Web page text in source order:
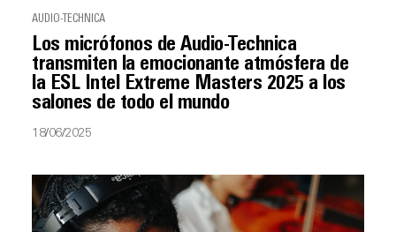
AUDIO-TECHNICA
Los micrófonos de Audio-Technica
transmiten la emocionante atmósfera de
la ESL Intel Extreme Masters 2025 a los
salones de todo el mundo
18/06/2025